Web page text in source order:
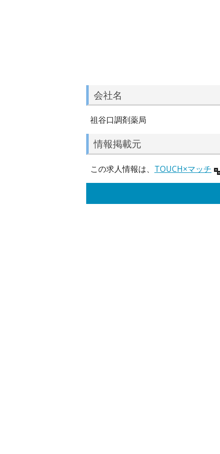
会社名
祖谷口調剤薬局
情報掲載元
この求人情報は、 TOUCH×マッチ